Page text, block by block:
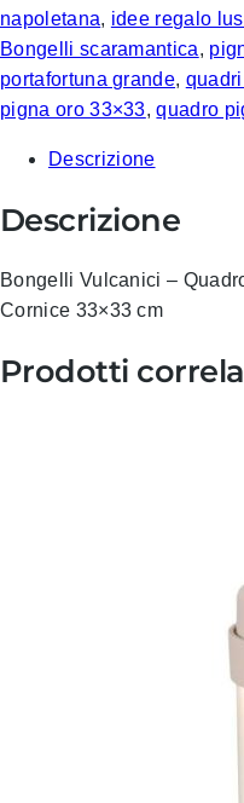
napoletana, idee regalo
Bongelli scaramantica,
portafortuna grande,
pigna oro 33×33,quadro
Descrizione
Descrizione
Bongelli Vulcanici –
Cornice 33×33 cm
Prodotti